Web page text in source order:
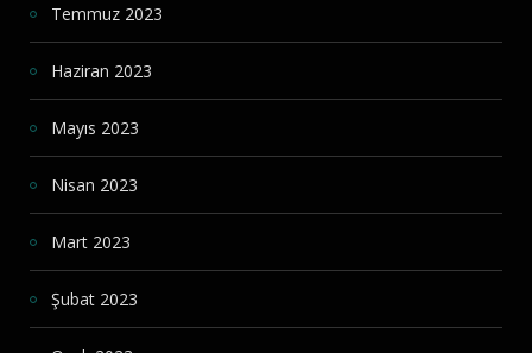
Temmuz 2023
Haziran 2023
Mayıs 2023
Nisan 2023
Mart 2023
Şubat 2023